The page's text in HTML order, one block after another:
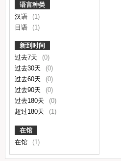
语言种类
汉语
(1)
日语
(1)
新到时间
过去7天
(0)
过去30天
(0)
过去60天
(0)
过去90天
(0)
过去180天
(0)
超过180天
(1)
在馆
在馆
(1)